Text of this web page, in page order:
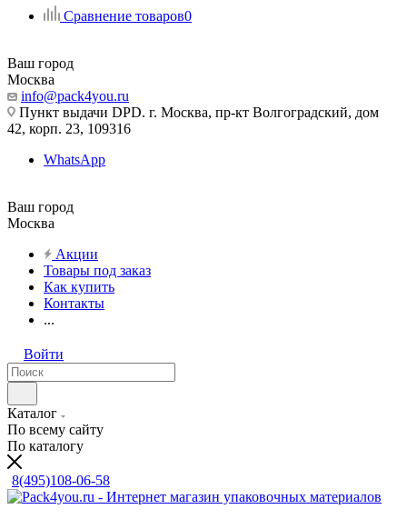
Сравнение товаров0
Ваш город
Москва
info@pack4you.ru
Пункт выдачи DPD. г. Москва, пр-кт Волгоградский, дом
42, корп. 23, 109316
WhatsApp
Ваш город
Москва
Акции
Товары под заказ
Как купить
Контакты
...
Войти
Каталог
По всему сайту
По каталогу
8(495)108-06-58